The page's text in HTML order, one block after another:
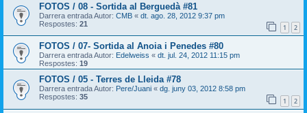
FOTOS / 08 - Sortida al Berguedà #81
Darrera entrada Autor: CMB « dt. ago. 28, 2012 9:37 pm
Respostes: 21 1 2
FOTOS / 07- Sortida al Anoia i Penedes #80
Darrera entrada Autor: Edelweiss « dt. jul. 24, 2012 11:15 pm
Respostes: 19
FOTOS / 05 - Terres de Lleida #78
Darrera entrada Autor: Pere/Juani « dg. juny 03, 2012 8:58 pm
Respostes: 35 1 2